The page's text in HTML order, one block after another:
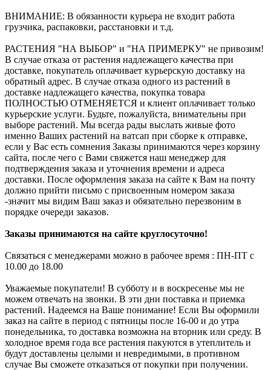
ВНИМАНИЕ: В обязанности курьера не входит работа
грузчика, распаковки, расстановки и т.д.
РАСТЕНИЯ "НА ВЫБОР" и "НА ПРИМЕРКУ" не привозим!
В случае отказа от растения надлежащего качества при
доставке, покупатель оплачивает курьерскую доставку на
обратный адрес. В случае отказа одного из растений в
доставке надлежащего качества, покупка товара
ПОЛНОСТЬЮ ОТМЕНЯЕТСЯ и клиент оплачивает только
курьерские услуги. Будьте, пожалуйста, внимательны при
выборе растений. Мы всегда рады выслать живые фото
именно Ваших растений на ватсап при сборке к отправке,
если у Вас есть сомнения Заказы принимаются через корзину
сайта, после чего с Вами свяжется наш менеджер для
подтверждения заказа и уточнения времени и адреса
доставки. После оформления заказа на сайте к Вам на почту
должно прийти письмо с присвоенным номером заказа
-значит мы видим Ваш заказ и обязательно перезвоним в
порядке очереди заказов.
Заказы принимаются на сайте круглосуточно!
Связаться с менеджерами можно в рабочее время : ПН-ПТ с
10.00 до 18.00
Уважаемые покупатели! В субботу и в воскресенье мы не
можем отвечать на звонки. В эти дни поставка и приемка
растений. Надеемся на Ваше понимание! Если Вы оформили
заказ на сайте в период с пятницы после 16-00 и до утра
понедельника, то доставка возможна на вторник или среду. В
холодное время года все растения пакуются в утеплитель и
будут доставлены целыми и невредимыми, в противном
случае Вы сможете отказаться от покупки при получении.